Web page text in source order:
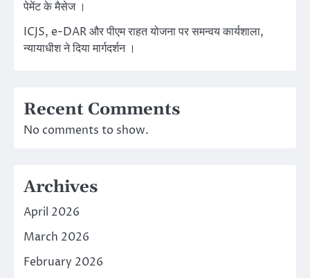
पेमेंट के मैसेज ।
ICJS, e-DAR और पीएम राहत योजना पर समन्वय कार्यशाला,
न्यायाधीश ने दिया मार्गदर्शन ।
Recent Comments
No comments to show.
Archives
April 2026
March 2026
February 2026